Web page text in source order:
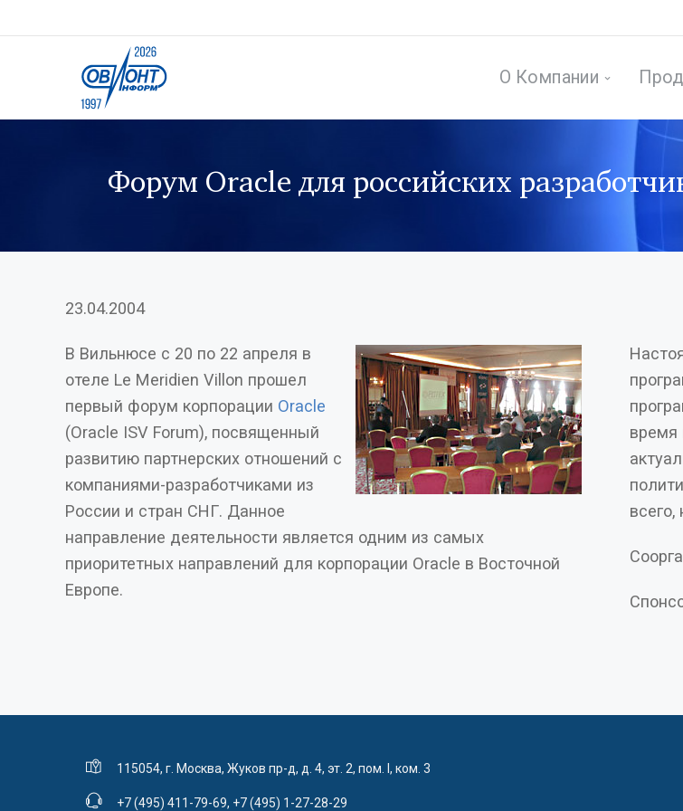
О Компании
Форум Oracle для российских
23.04.2004
В Вильнюсе с 20 по 22 апреля в
отеле Le Meridien Villon прошел
первый форум корпорации Oracle
(Oracle ISV Forum), посвященный
развитию партнерских отношений с
компаниями-разработчиками из
России и стран СНГ. Данное
направление деятельности является одним из самых
приоритетных направлений для корпорации Oracle в Восточной
Европе.
время
115054, г. Москва, Жуков пр-д, д. 4, эт. 2, пом. I, ком. 3
+7 (495) 411-79-69, +7 (495) 1-27-28-29